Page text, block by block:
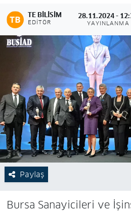
TE BILISIM
EDITÖR
28.11.2024 -
YAYINLANMA
Paylaş
Bursa Sanayicileri ve